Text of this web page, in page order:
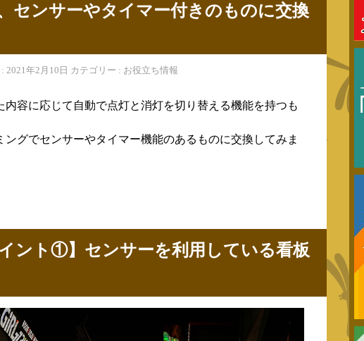
センサーやタイマー付きのものに交換
2021年2月10日 カテゴリー : お役立ち情報
容に応じて自動で点灯と消灯を切り替える機能を持つも
グでセンサーやタイマー機能のあるものに交換してみま
イント①】センサーを利用している看板